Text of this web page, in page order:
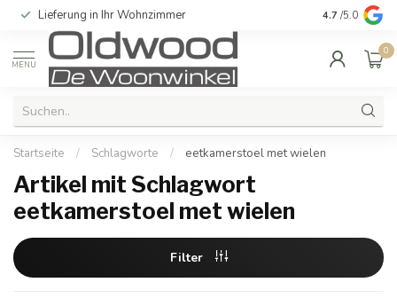
Lieferung in Ihr Wohnzimmer Qualität und
4.7 /5.0
MENU
0
Startseite / Schlagworte / eetkamerstoel met wielen
Artikel mit Schlagwort
eetkamerstoel met wielen
Filter